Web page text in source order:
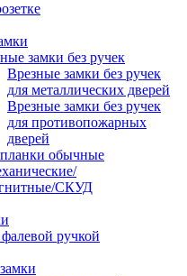
замки без ручек
Врезные замки без ручек
для металлических дверей
Врезные замки без ручек
для противопожарных
дверей
обычные
СКУД
ручкой